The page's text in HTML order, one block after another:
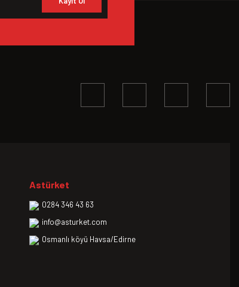
Astürket
0284 346 43 63
info@asturket.com
Osmanlı köyü Havsa/Edirne